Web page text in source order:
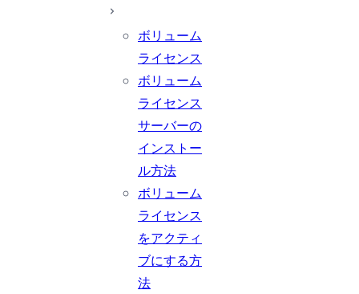
ボリューム
ライセンス
ボリューム
ライセンス
サーバーの
インストー
ル方法
ボリューム
ライセンス
をアクティ
ブにする方
法